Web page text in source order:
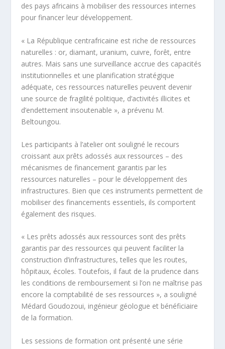
des pays africains à mobiliser des ressources internes
pour financer leur développement.
« La République centrafricaine est riche de ressources
naturelles : or, diamant, uranium, cuivre, forêt, entre
autres. Mais sans une surveillance accrue des capacités
institutionnelles et une planification stratégique
adéquate, ces ressources naturelles peuvent devenir
une source de fragilité politique, d’activités illicites et
d’endettement insoutenable », a prévenu M.
Beltoungou.
Les participants à l’atelier ont souligné le recours
croissant aux prêts adossés aux ressources – des
mécanismes de financement garantis par les
ressources naturelles – pour le développement des
infrastructures. Bien que ces instruments permettent de
mobiliser des financements essentiels, ils comportent
également des risques.
« Les prêts adossés aux ressources sont des prêts
garantis par des ressources qui peuvent faciliter la
construction d’infrastructures, telles que les routes,
hôpitaux, écoles. Toutefois, il faut de la prudence dans
les conditions de remboursement si l’on ne maîtrise pas
encore la comptabilité de ses ressources », a souligné
Médard Goudozoui, ingénieur géologue et bénéficiaire
de la formation.
Les sessions de formation ont présenté une série